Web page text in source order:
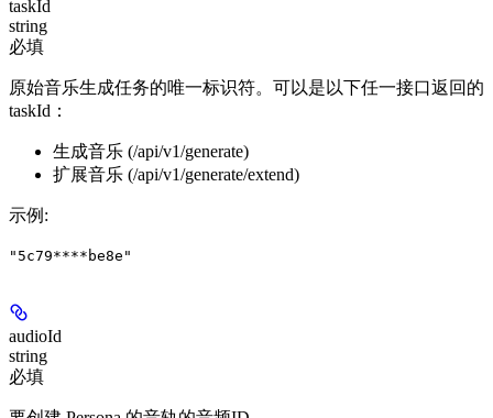
taskId
string
必填
原始音乐生成任务的唯一标识符。可以是以下任一接口返回的
taskId：
生成音乐 (/api/v1/generate)
扩展音乐 (/api/v1/generate/extend)
示例 :
"5c79****be8e"
audioId
string
必填